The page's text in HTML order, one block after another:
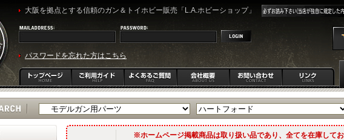
大阪を拠点とする信頼のガン＆トイホビー販売「L.A.ホビーショップ」
パスワードを忘れた方はこちら
ホームページ掲載商品は取り扱い品であり、全てを在庫して